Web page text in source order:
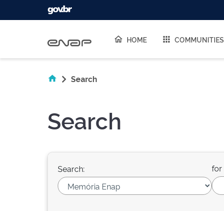
HOME COMMUNITIES
Search
Search
Search: for